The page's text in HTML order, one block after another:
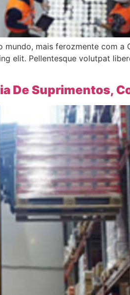
mais ferozmente com a
elit. Pellentesque volutpat
De Suprimentos,